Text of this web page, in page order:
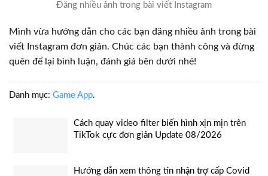
Đăng nhiều ảnh trong bài viết Instagram
Mình vừa hướng dẫn cho các bạn đăng nhiều ảnh trong bài
viết Instagram đơn giản. Chúc các bạn thành công và đừng
quên để lại bình luận, đánh giá bên dưới nhé!
Danh mục: Game App.
Cách quay video filter biến hình xịn mịn trên
TikTok cực đơn giản Update 08/2026
Hướng dẫn xem thông tin nhận trợ cấp Covid